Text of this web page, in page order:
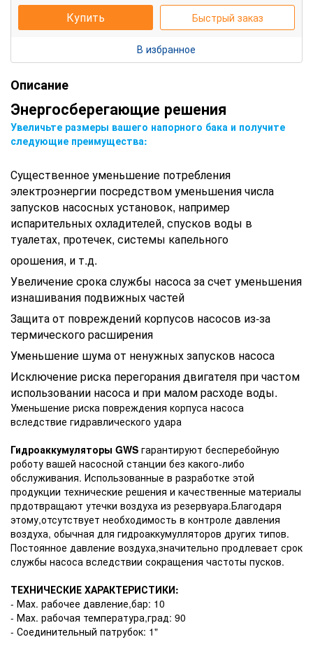
Купить Быстрый заказ
В избранное
Описание
Энергосберегающие решения
Увеличьте размеры вашего напорного бака и получите
следующие преимущества:
Существенное уменьшение потребления
электроэнергии посредством уменьшения числа
запусков насосныхустановок, например
испарительных охладителей, спусков воды в
туалетах, протечек, системы капельного
орошения, и т.д.
Увеличение срока службы насоса за счет уменьшения
изнашивания подвижных частей
Защита от повреждений корпусов насосов из-за
термического расширения
Уменьшение шума от ненужных запусков насоса
Исключение риска перегорания двигателя при частом
использовании насоса и при малом расходе воды.
Уменьшение риска повреждения корпуса насоса
вследствие гидравлического удара
Гидроаккумуляторы GWS гарантируют бесперебойную
роботу вашей насосной станции без какого-либо
обслуживания. Использованные в разработке этой
продукции технические решения и качественные материалы
прдотвращают утечки воздуха из резервуара.Благодаря
этому,отсутствует необходимость в контроле давления
воздуха, обычная для гидроаккумулляторов других типов.
Постоянное давление воздуха,значительно продлевает срок
службы насоса вследствии сокращения частоты пусков.
ТЕХНИЧЕСКИЕ ХАРАКТЕРИСТИКИ:
- Мах. рабочее давление,бар: 10
- Мах. рабочая температура,град: 90
- Соединительный патрубок: 1"